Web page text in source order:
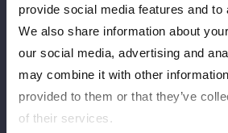
provide social media features and to
We also share information about
our social media, advertising and
may combine it with other
provided to them or that they’ve
of their services.
住所：東京都江東区有明3丁目3番8号
ゆりかもめ「東京ビッグサイト駅」徒歩
りんかい線「国際展示場駅」徒歩 約9分
◆出演者 玖麗さやか、羽南 ※追加出演者